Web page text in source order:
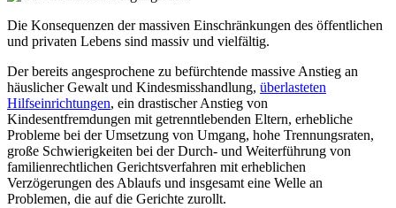
Die Konsequenzen der massiven Einschränkungen des öffentlichen
und privaten Lebens sind massiv und vielfältig.
Der bereits angesprochene zu befürchtende massive Anstieg an
häuslicher Gewalt und Kindesmisshandlung, überlasteten
Hilfseinrichtungen, ein drastischer Anstieg von
Kindesentfremdungen mit getrenntlebenden Eltern, erhebliche
Probleme bei der Umsetzung von Umgang, hohe Trennungsraten,
große Schwierigkeiten bei der Durch- und Weiterführung von
familienrechtlichen Gerichtsverfahren mit erheblichen
Verzögerungen des Ablaufs und insgesamt eine Welle an
Problemen, die auf die Gerichte zurollt.